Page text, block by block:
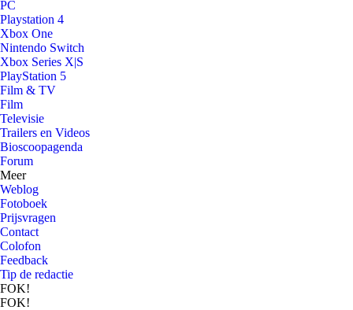
PC
Playstation 4
Xbox One
Nintendo Switch
Xbox Series X|S
PlayStation 5
Film & TV
Film
Televisie
Trailers en Videos
Bioscoopagenda
Forum
Meer
Weblog
Fotoboek
Prijsvragen
Contact
Colofon
Feedback
Tip de redactie
FOK!
FOK!